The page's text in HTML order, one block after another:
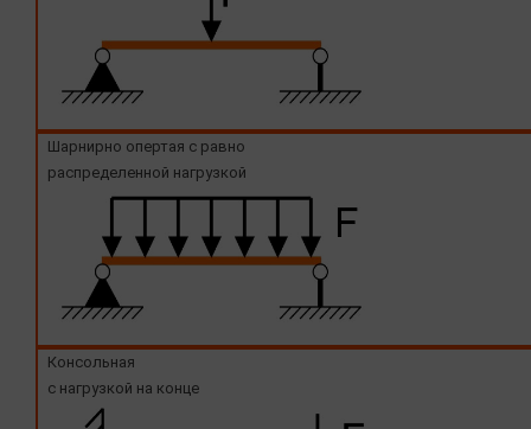
Шарнирно опертая с равно
распределенной нагрузкой
Консольная
с нагрузкой на конце